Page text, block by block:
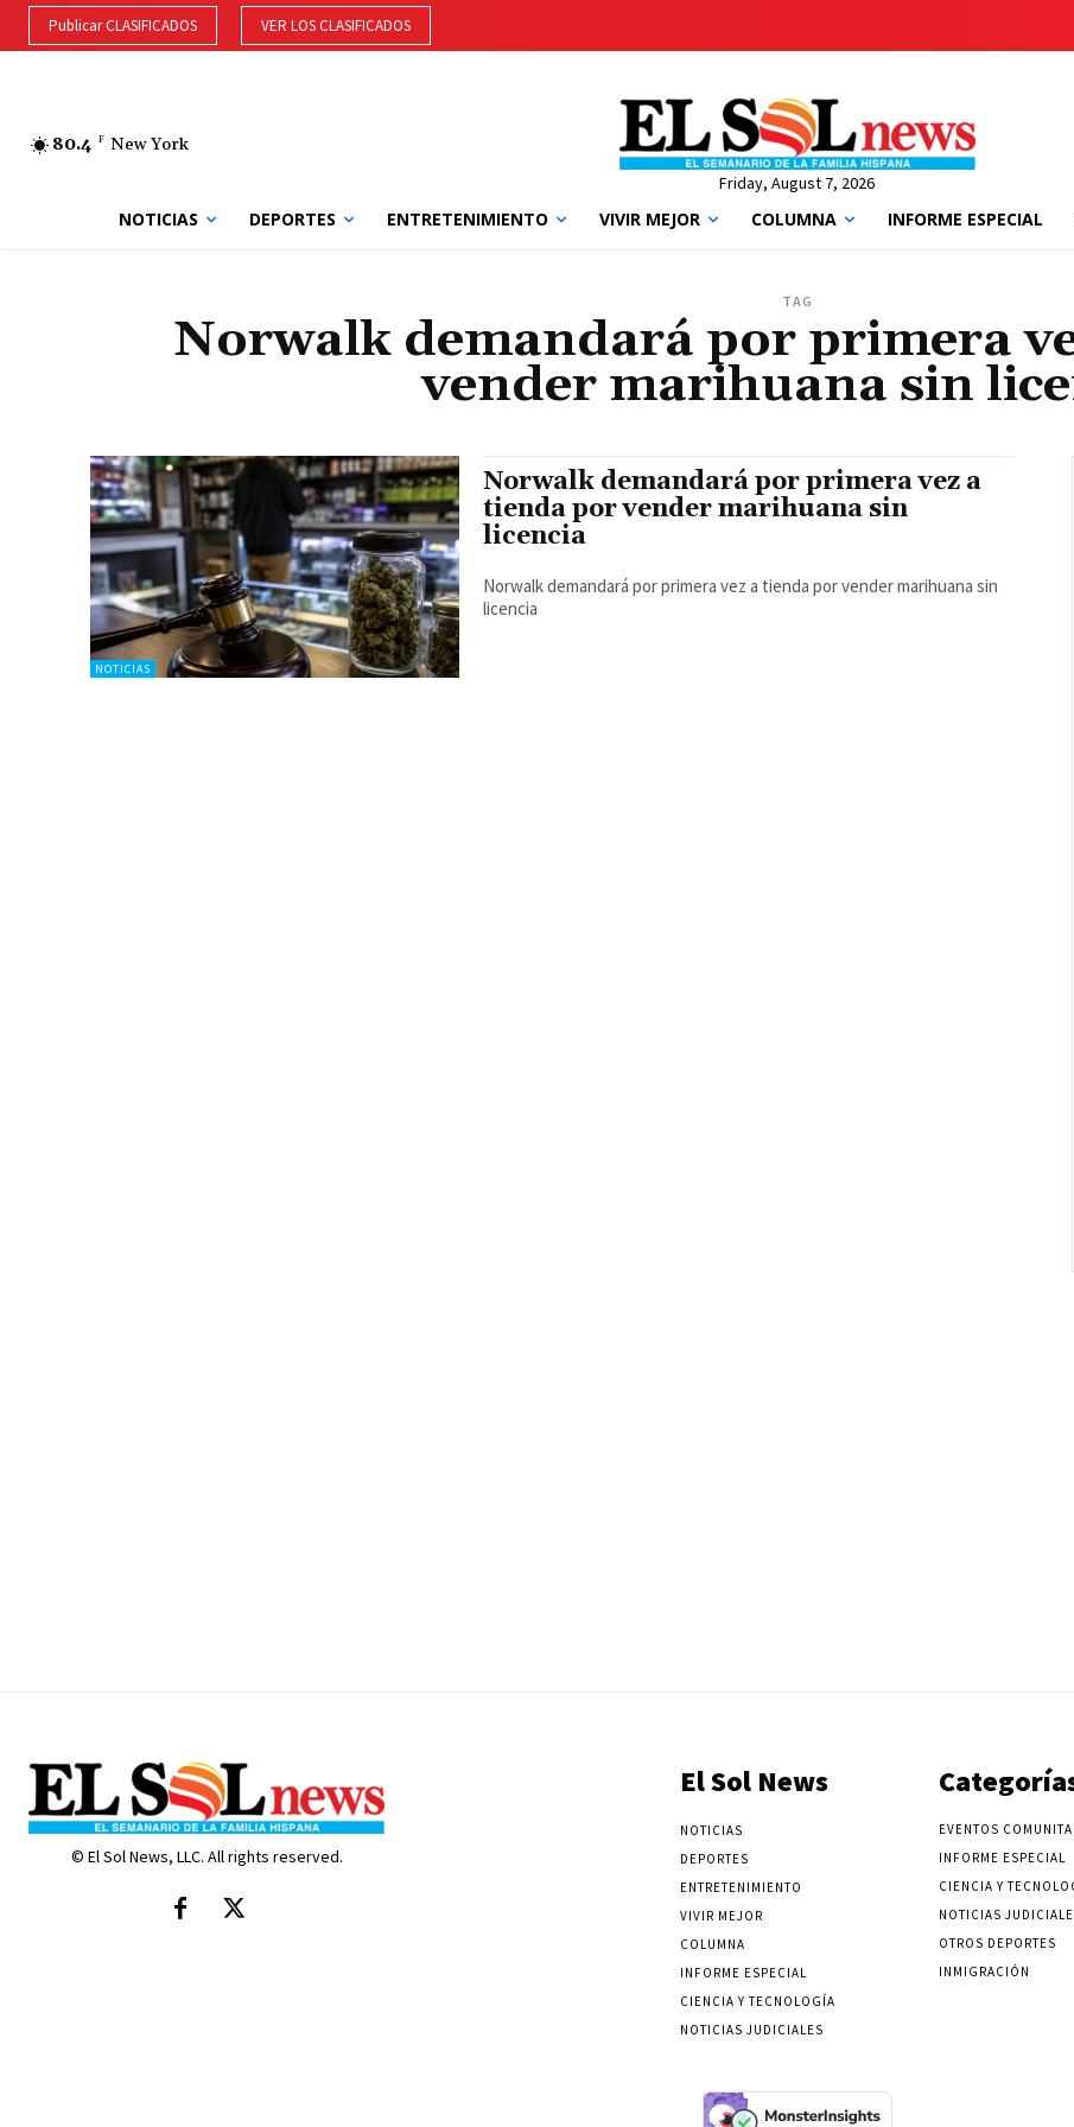
Publicar CLASIFICADOS VER LOS CLASIFICADOS
80.4 F New York
Friday, August 7, 2026
NOTICIAS DEPORTES ENTRETENIMIENTO VIVIR MEJOR COLUMNA INFORME ESPECIAL
TAG
Norwalk demandará por primera
vender marihuana sin
NOTICIAS
Norwalk demandará por primera vez a
tienda por vender marihuana sin
licencia
Norwalk demandará por primera vez a tienda por vender marihuana sin
licencia
© El Sol News, LLC. All rights reserved.
El Sol News
NOTICIAS
DEPORTES
ENTRETENIMIENTO
VIVIR MEJOR
COLUMNA
INFORME ESPECIAL
CIENCIA Y TECNOLOGÍA
NOTICIAS JUDICIALES
EVENTOS
INFORME ESPECIAL
CIENCIA Y
NOTICIAS
OTROS DEPORTES
INMIGRACIÓN